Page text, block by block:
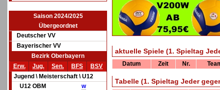
Saison 2024/2025
Übergeordnet
Deutscher VV
Bayerischer VV
Bezirk Oberbayern
Erw.
Jug. Sen. BFS
BSV
Jugend \ Meisterschaft \ U12
U12 OBM
w
aktuelle Spiele (1. Spieltag
Datum Zeit Nr.
Tabelle (1. Spieltag Jeder